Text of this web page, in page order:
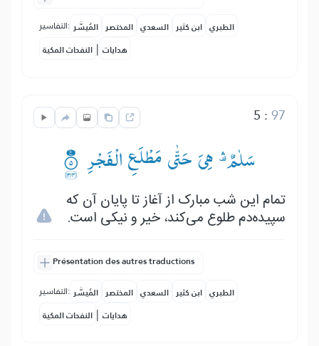
التفاسير: المُيسَّر المختصر السعدي ابن كثير الطبري
النفحات المكية | هدايات
5 :97
سَلٰمٌ ۛ۫— هِیَ حَتّٰی مَطْلَعِ الْفَجْرِ ۟۠
تمام این شب مبارک از آغاز تا پایان آن که
سپیده‌دم طلوع می‌کند، خیر و نیکی است.
Présentation des autres traductions
التفاسير: المُيسَّر المختصر السعدي ابن كثير الطبري
النفحات المكية | هدايات